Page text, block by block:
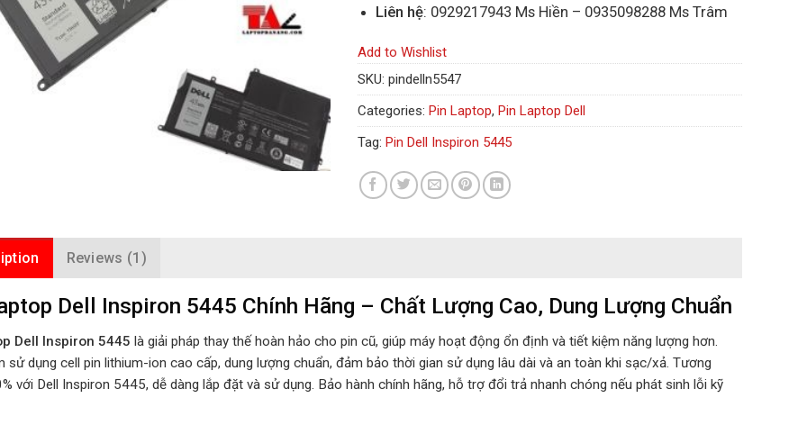
Liên hệ: 0929217943 Ms Hiền – 0935098288 Ms Trâm
Add to Wishlist
SKU: pindelln5547
Categories: Pin Laptop, Pin Laptop Dell
Tag: Pin Dell Inspiron 5445
Reviews (1)
Dell Inspiron 5445 Chính Hãng – Chất Lượng Cao, Dung Lượng Chuẩn
Dell Inspiron 5445 là giải pháp thay thế hoàn hảo cho pin cũ, giúp máy hoạt động ổn định và tiết kiệm năng lượng hơn.
sử dụng cell pin lithium-ion cao cấp, dung lượng chuẩn, đảm bảo thời gian sử dụng lâu dài và an toàn khi sạc/xả. Tương
với Dell Inspiron 5445, dễ dàng lắp đặt và sử dụng. Bảo hành chính hãng, hỗ trợ đổi trả nhanh chóng nếu phát sinh lỗi kỹ